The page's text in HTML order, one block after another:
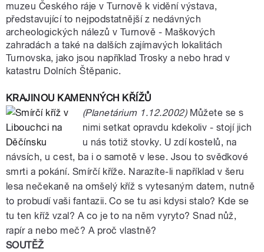
muzeu Českého ráje v Turnově k vidění výstava,
představující to nejpodstatnější z nedávných
archeologických nálezů v Turnově - Maškových
zahradách a také na dalších zajímavých lokalitách
Turnovska, jako jsou například Trosky a nebo hrad v
katastru Dolních Štěpanic.
KRAJINOU KAMENNÝCH KŘÍŽŮ
(Planetárium 1.12.2002)Můžete se s
nimi setkat opravdu kdekoliv - stojí jich
u nás totiž stovky. U zdí kostelů, na
návsích, u cest, ba i o samotě v lese. Jsou to svědkové
smrti a pokání. Smírčí kříže. Narazíte-li například v šeru
lesa nečekaně na omšelý kříž s vytesaným datem, nutně
to probudí vaši fantazii. Co se tu asi kdysi stalo? Kde se
tu ten kříž vzal? A co je to na něm vyryto? Snad nůž,
rapír a nebo meč? A proč vlastně?
SOUTĚŽ